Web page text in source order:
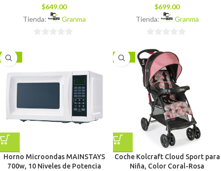
$649.00
Tienda:
Granma
$699.00
Tienda:
Granma
de
5
-18%
Horno Microondas MAINSTAYS
700w, 10 Niveles de Potencia
-12%
Coche Kolcraft Cloud Sport para
Niña, Color Coral-Rosa